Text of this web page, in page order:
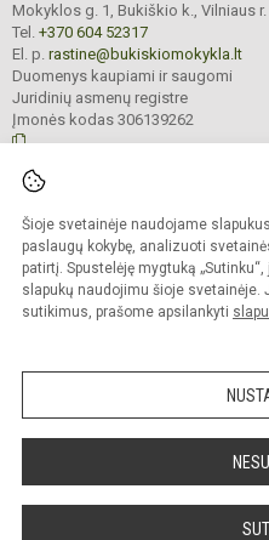
Šioje svetainėje naudojame
paslaugų kokybę, analizuoti
patirtį. Spustelėję mygtuką
slapukų naudojimu šioje
sutikimus, prašome apsilankyti
Mokyklos g. 1, Bukiškio k., Vilniaus
Tel. +370 604 52317
El. p. rastine@bukiskiomokykla.lt
Duomenys kaupiami ir saugomi
Juridinių asmenų registre
Įmonės kodas 306139262
Kopijuoti turinį be raštiško Bukiškio
sutikimo
Prieinamumo
Sumanus būdas atnaujinti